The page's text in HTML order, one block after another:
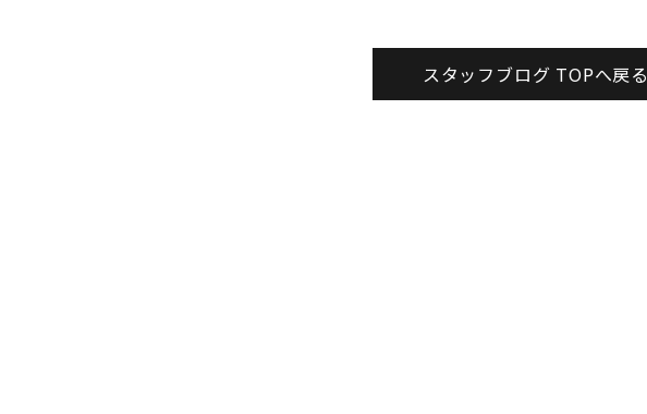
スタッフブログ TOPへ戻る